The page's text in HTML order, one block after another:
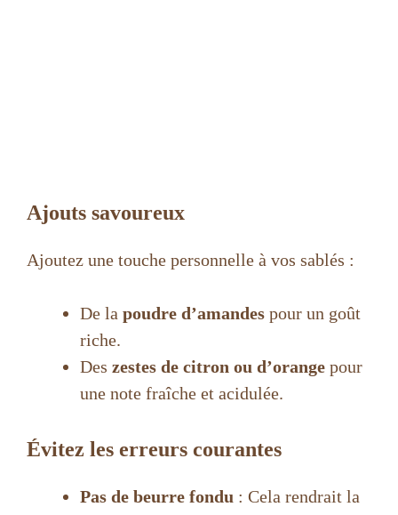
Ajouts savoureux
Ajoutez une touche personnelle à vos sablés :
De la poudre d’amandes pour un goût
riche.
Des zestes de citron ou d’orange pour
une note fraîche et acidulée.
Évitez les erreurs courantes
Pas de beurre fondu : Cela rendrait la